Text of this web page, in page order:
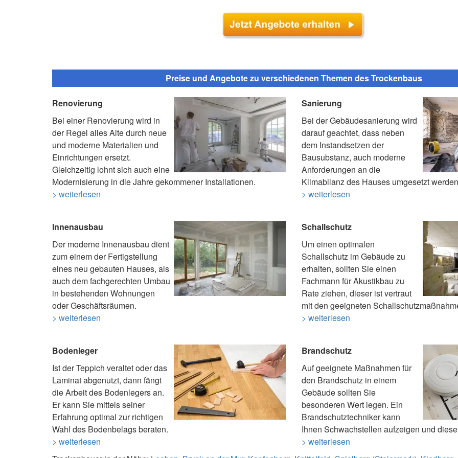
Preise und Angebote zu verschiedenen Themen des Trockenbaus
Renovierung
Bei einer Renovierung wird in
der Regel alles Alte durch neue
und moderne Materialien und
Einrichtungen ersetzt.
Gleichzeitig lohnt sich auch eine
Modernisierung in die Jahre gekommener Installationen.
> weiterlesen
Sanierung
Bei der Gebäudesanierung wird
darauf geachtet, dass neben
dem Instandsetzen der
Bausubstanz, auch moderne
Anforderungen an die
Klimabilanz des Hauses umgesetzt
> weiterlesen
Innenausbau
Der moderne Innenausbau dient
zum einem der Fertigstellung
eines neu gebauten Hauses, als
auch dem fachgerechten Umbau
in bestehenden Wohnungen
oder Geschäftsräumen.
> weiterlesen
Schallschutz
Um einen optimalen
Schallschutz im Gebäude zu
erhalten, sollten Sie einen
Fachmann für Akustikbau zu
Rate ziehen, dieser ist vertraut
mit den geeigneten
> weiterlesen
Bodenleger
Ist der Teppich veraltet oder das
Laminat abgenutzt, dann fängt
die Arbeit des Bodenlegers an.
Er kann Sie mittels seiner
Erfahrung optimal zur richtigen
Wahl des Bodenbelags beraten.
> weiterlesen
Brandschutz
Auf geeignete Maßnahmen für
den Brandschutz in einem
Gebäude sollten Sie
besonderen Wert legen. Ein
Brandschutztechniker kann
Ihnen Schwachstellen aufzeigen und
> weiterlesen